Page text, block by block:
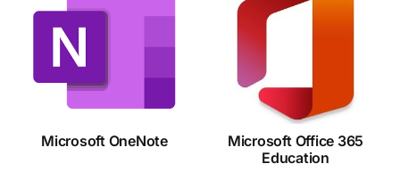
Microsoft
OneNote
Microsoft OneNote
Microsoft
Office 365
Education
Microsoft Office 365
Education